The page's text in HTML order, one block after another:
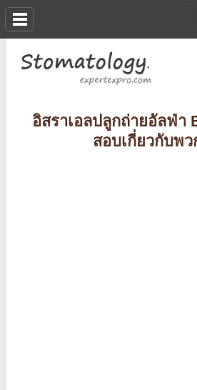
อิสราเอลปลูกถ่ายอัลฟ่า
สอบเกี่ยวกับพว